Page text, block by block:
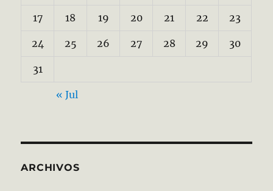
17 18 19 20 21 22 23
24 25 26 27 28 29 30
31
« Jul
ARCHIVOS